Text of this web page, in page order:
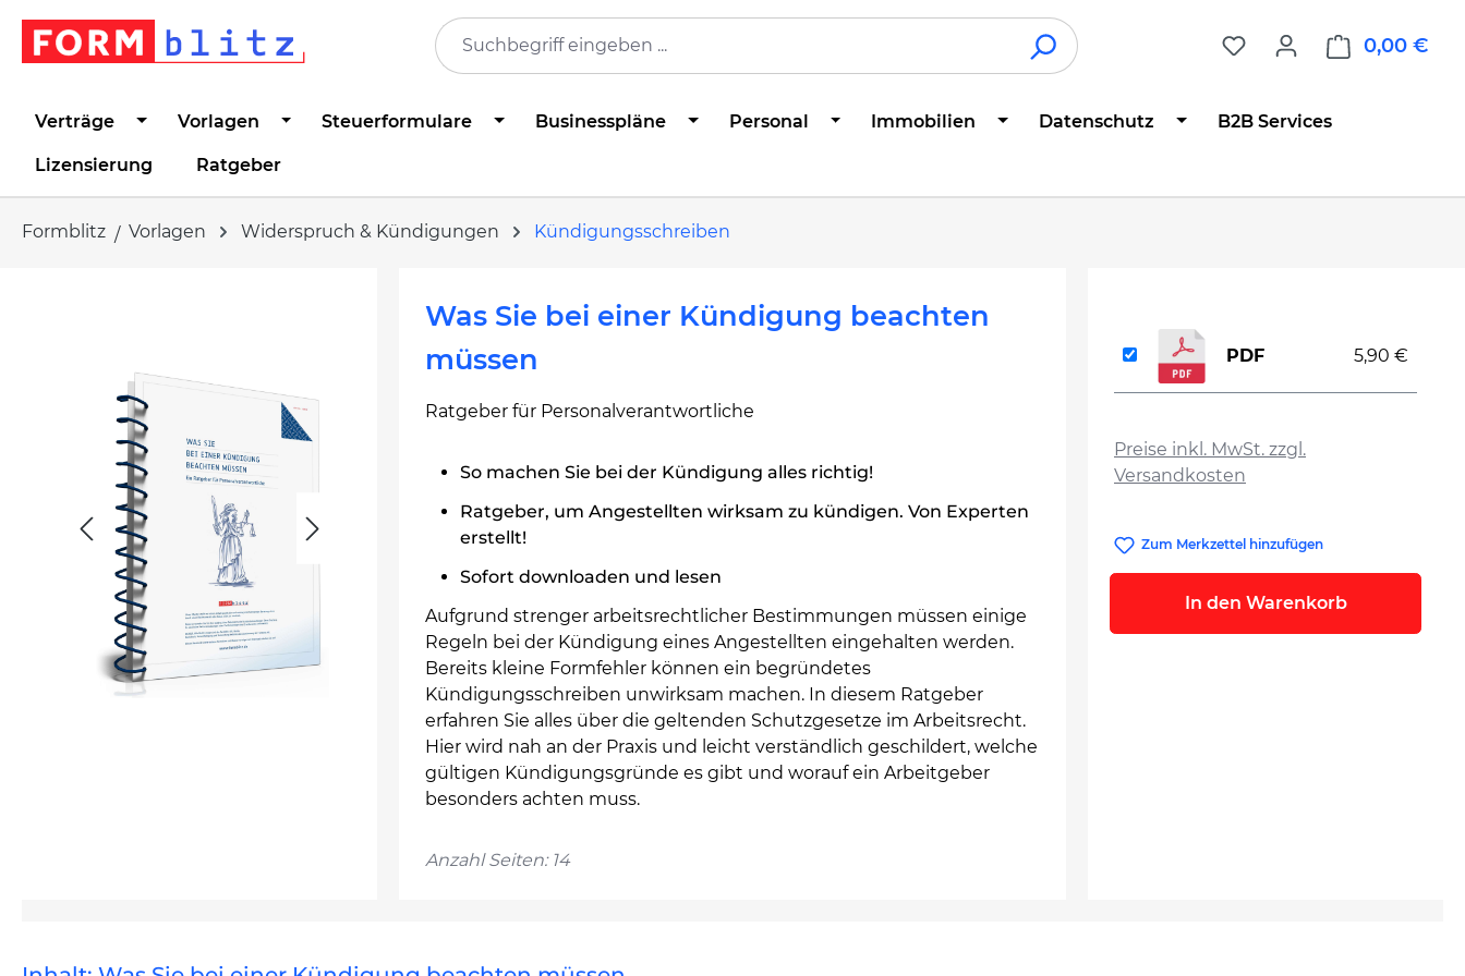
Zur Hauptnavigation springen
0,00 €
Verträge Vorlagen Steuerformulare Businesspläne Personal Immobilien Datenschutz B2B Services
Lizensierung Ratgeber
Formblitz Vorlagen Widerspruch & Kündigungen Kündigungsschreiben
Was Sie bei einer Kündigung beachten
müssen
Ratgeber für Personalverantwortliche
So machen Sie bei der Kündigung alles richtig!
Ratgeber, um Angestellten wirksam zu kündigen. Von Experten
erstellt!
Sofort downloaden und lesen
Aufgrund strenger arbeitsrechtlicher Bestimmungen müssen einige
Regeln bei der Kündigung eines Angestellten eingehalten werden.
Bereits kleine Formfehler können ein begründetes
Kündigungsschreiben unwirksam machen. In diesem Ratgeber
erfahren Sie alles über die geltenden Schutzgesetze im Arbeitsrecht.
Hier wird nah an der Praxis und leicht verständlich geschildert, welche
gültigen Kündigungsgründe es gibt und worauf ein Arbeitgeber
besonders achten muss.
Anzahl Seiten: 14
Preise inkl. MwSt. zzgl.
Versandkosten
PDF 5,90 €
Zum Merkzettel hinzufügen
In den Warenkorb